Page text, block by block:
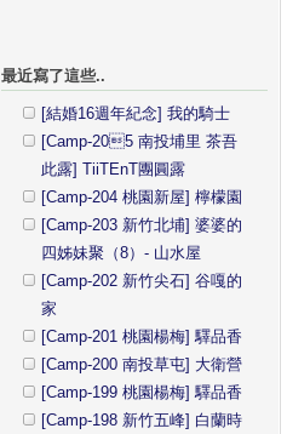
最近寫了這些..
[結婚16週年紀念] 我的騎士
[Camp-205 南投埔里 茶吾
此露] TiiTEnT團圓露
[Camp-204 桃園新屋] 檸檬園
[Camp-203 新竹北埔] 婆婆的
四姊妹聚（8）- 山水屋
[Camp-202 新竹尖石] 谷嘎的
家
[Camp-201 桃園楊梅] 驛品香
[Camp-200 南投草屯] 大衛營
[Camp-199 桃園楊梅] 驛品香
[Camp-198 新竹五峰] 白蘭時